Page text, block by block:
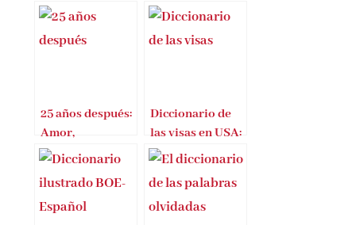
25 años después:
Amor,
curiosidad,
Diccionario de
las visas en USA:
De la A a la Z